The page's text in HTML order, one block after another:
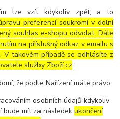
lze vzít kdykoliv zpět, a to
preferencí soukromí v dolní
souhlas e-shopu odvolat. Dále
na příslušný odkaz v emailu s
V takovém případě se odhlásíte z
služby Zboží.cz.
že podle Nařízení máte právo:
osobních údajů kdykoliv
bude mít za následekukončení